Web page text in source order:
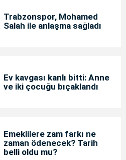
Trabzonspor, Mohamed
Salah ile anlaşma sağladı
Ev kavgası kanlı bitti: Anne
ve iki çocuğu bıçaklandı
Emeklilere zam farkı ne
zaman ödenecek? Tarih
belli oldu mu?